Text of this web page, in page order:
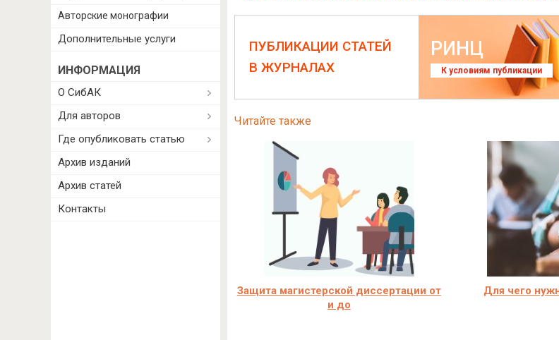
ПУБЛИКАЦИИ СТАТЕЙ
В ЖУРНАЛАХ
РИНЦ
К условиям публикации
Читайте также
Защита магистерской диссертации от
и до
Для чего
Авторские монографии
Дополнительные услуги
ИНФОРМАЦИЯ
О СибАК
Для авторов
Где опубликовать статью
Архив изданий
Архив статей
Контакты